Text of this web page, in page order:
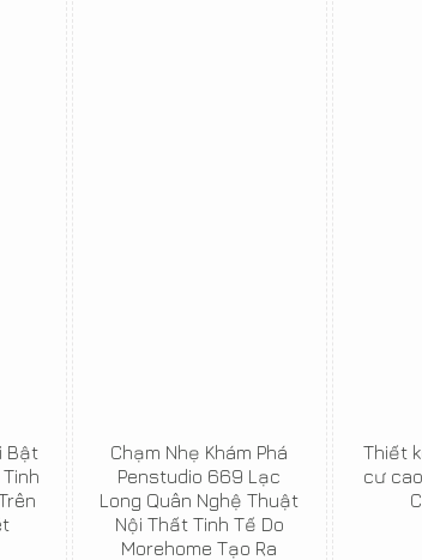
Bật
Chạm Nhẹ Khám Phá
Penstudio 669 Lạc
Long Quân Nghệ Thuật
Nội Thất Tinh Tế Do
Morehome Tạo Ra
Thiết
cư